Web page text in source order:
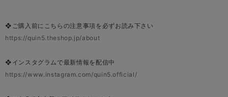
❖ご購入前にこちらの注意事項を必ずお読み下さい
https://quin5.theshop.jp/about
❖インスタグラムで最新情報を配信中
https://www.instagram.com/quin5.official/